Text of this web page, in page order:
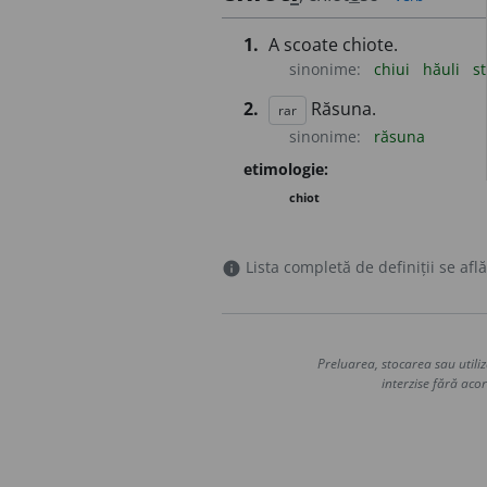
1. A scoate chiote.
sinonime: chiui hăuli
2. rar Răsuna.
sinonime:
răsuna
etimologie:
chiot
info Lista completă de definiții se
Preluarea, stocarea sau
interzise fără